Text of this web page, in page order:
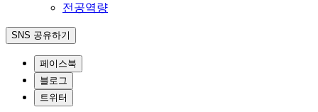
전공역량
SNS 공유하기
페이스북
블로그
트위터